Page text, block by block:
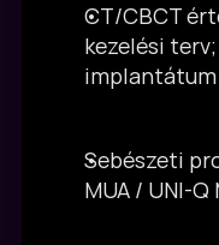
CT/CBCT
kezelési
implantátum
Sebészeti
MUA / UNI-Q